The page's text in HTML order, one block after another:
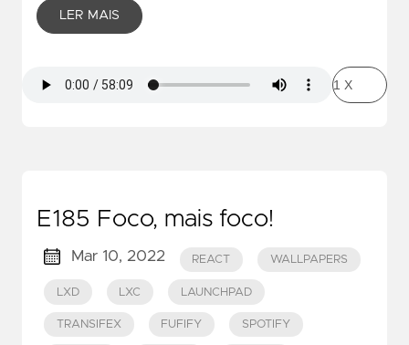
LER MAIS
E185 Foco, mais foco!
Mar 10, 2022 REACT WALLPAPERS
LXD LXC LAUNCHPAD
TRANSIFEX FUFIFY SPOTIFY